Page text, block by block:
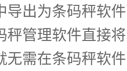
导出为条码秤软
秤管理软件直接
无需在条码秤软